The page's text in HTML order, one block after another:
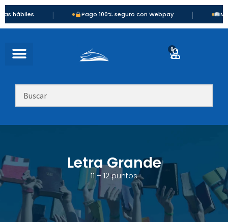
| Pago 100% seguro con Webpay | Más de
0
Letra Grande
11 – 12 puntos